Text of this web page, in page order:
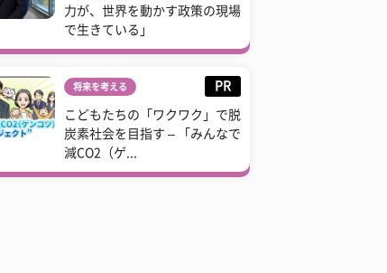
力が、世界を動かす政策の現場
で生きている」
将来を考える PR
こどもたちの「ワクワク」で脱
炭素社会を目指す – 「みんなで
減CO2（ゲ...